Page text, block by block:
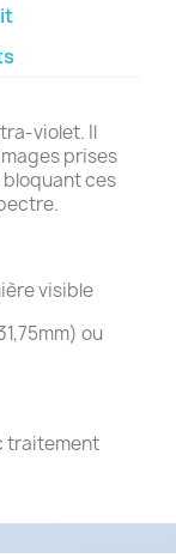
violet. Il
prises
bloquant ces
visible
ou
traitement